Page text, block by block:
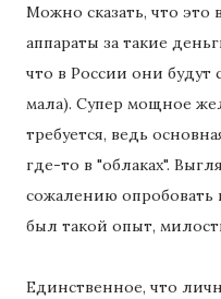
Можно сказать, что это
аппараты за такие
что в России они
мала). Супер мощное
требуется, ведь
где-то в "облаках".
сожалению опробовать
был такой опыт,
Единственное, что